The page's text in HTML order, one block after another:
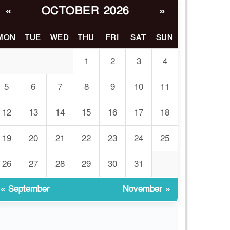
ইসলামী বিশ্ববিদ্যালয়র ৪৪
গোপন তৎপরতার অভিযোগ/
তদন্তে গঠিত হলো
৭
মাত্র ৯১ টন ভারতীয় মরিচেই
টাকা কেজি দাম কে ধরে
রেখেছিল?
৮
জুলাই আন্দোলন ছিল
সম্মিলিত, লক্ষ্য হওয়া উচিত
ঐক্য ও রাষ্ট্রগঠন
৯
ভোরে ঝিনাইদহ সীমান্তে
জটলা দেখে বিএসএফের
« OCTOBER 2026 »
TUE WED THU FRI SAT SUN
1 2 3 4
5 6 7 8 9 10 11
12 13 14 15 16 17 18
19 20 21 22 23 24 25
26 27 28 29 30 31
« September November »